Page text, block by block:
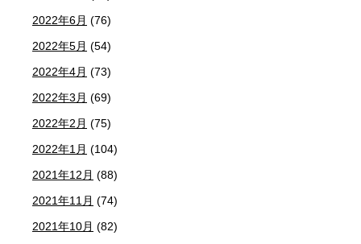
2022年6月 (76)
2022年5月 (54)
2022年4月 (73)
2022年3月 (69)
2022年2月 (75)
2022年1月 (104)
2021年12月 (88)
2021年11月 (74)
2021年10月 (82)